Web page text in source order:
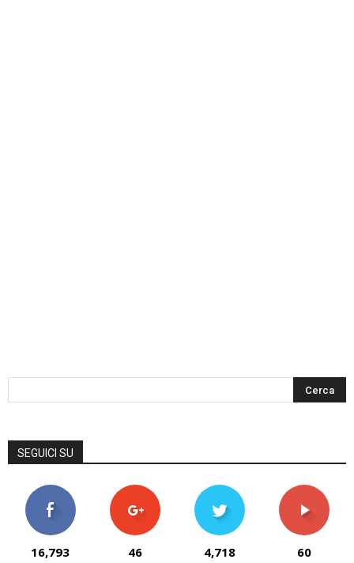
SEGUICI SU
16,793 46 4,718 60